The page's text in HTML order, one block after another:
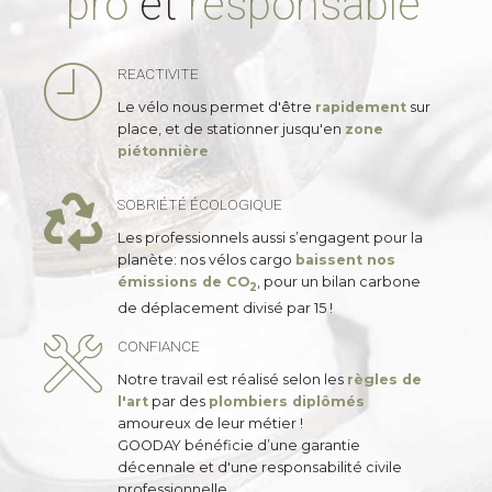
REACTIVITE
Le vélo nous permet d'être rapidement sur
place, et de stationner jusqu'en zone
piétonnière
SOBRIÉTÉ ÉCOLOGIQUE
Les professionnels aussi s’engagent pour la
planète: nos vélos cargo baissent nos
émissions de CO2
, pour un bilan carbone
de déplacement divisé par 15 !
CONFIANCE
Notre travail est réalisé selon les règles de
l'art par des plombiers diplômés
amoureux de leur métier !
GOODAY bénéficie d’une garantie
décennale et d'une responsabilité civile